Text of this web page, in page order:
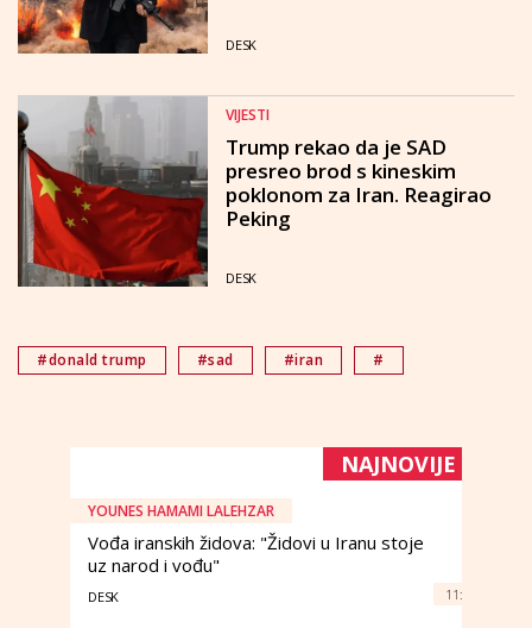
DESK
VIJESTI
Trump rekao da je SAD
presreo brod s kineskim
poklonom za Iran. Reagirao
Peking
DESK
#donald trump #sad #iran #
NAJNOVIJE
YOUNES HAMAMI LALEHZAR
Vođa iranskih židova: "Židovi u Iranu stoje
uz narod i vođu"
DESK 11: